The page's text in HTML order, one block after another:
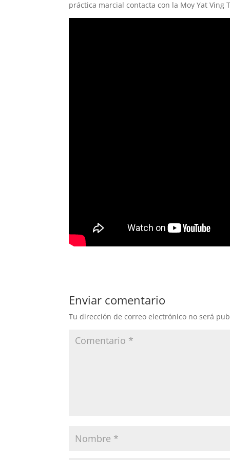
práctica marcial contacta con la Moy Yat Ving
Enviar comentario
Tu dirección de correo electrónico no será